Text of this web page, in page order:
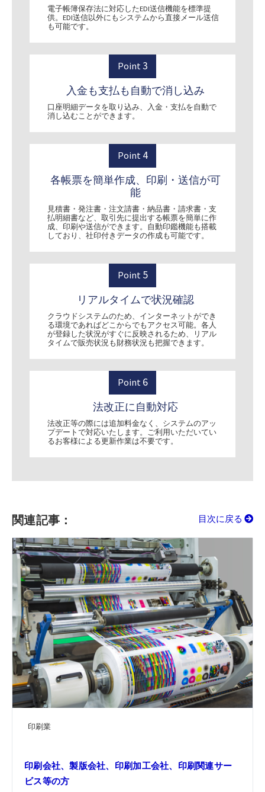
電子帳簿保存法に対応したEDI送信機能を標準提
供。EDI送信以外にもシステムから直接メール送信
も可能です。
Point3
入金も支払も自動で消し込み
口座明細データを取り込み、入金・支払を自動で
消し込むことができます。
Point 4
各帳票を簡単作成、印刷・送信が可
能
見積書・発注書・注文請書・納品書・請求書・支
払明細書など、取引先に提出する帳票を簡単に作
成、印刷や送信ができます。自動印鑑機能も搭載
しており、社印付きデータの作成も可能です。
Point 5
リアルタイムで状況確認
クラウドシステムのため、インターネットができ
る環境であればどこからでもアクセス可能。各人
が登録した状況がすぐに反映されるため、リアル
タイムで販売状況も財務状況も把握できます。
Point 6
法改正に自動対応
法改正等の際には追加料金なく、システムのアッ
プデートで対応いたします。ご利用いただいてい
るお客様による更新作業は不要です。
関連記事： 目次に戻る
印刷業
印刷会社、製版会社、印刷加工会社、印刷関連サー
ビス等の方